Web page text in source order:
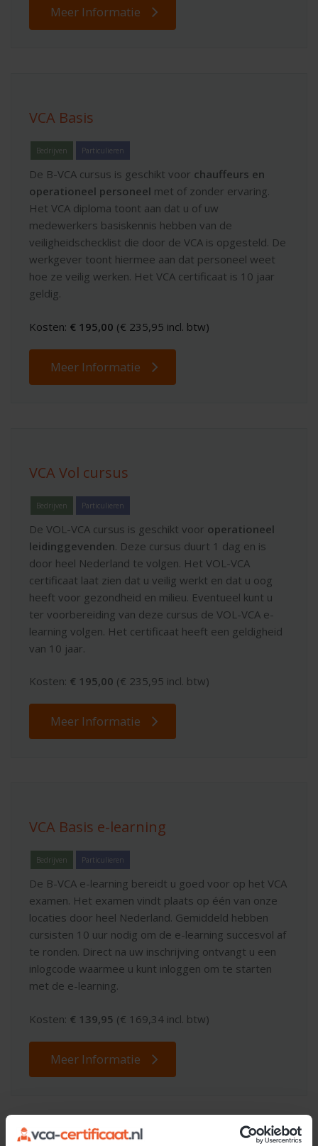
Meer Informatie
VCA Basis
Bedrijven Particulieren
De B-VCA cursus is geschikt voor chauffeurs en
operationeel personeel met of zonder ervaring.
Het VCA diploma toont aan dat u of uw
medewerkers basiskennis hebben van de
veiligheidschecklist die door de VCA is opgesteld. De
werkgever toont hiermee aan dat personeel weet
hoe ze veilig werken. Het VCA certificaat is 10 jaar
geldig.
Kosten: € 195,00 (€ 235,95 incl. btw)
Meer Informatie
VCA Vol cursus
Bedrijven Particulieren
De VOL-VCA cursus is geschikt voor operationeel
leidinggevenden. Deze cursus duurt 1 dag en is
door heel Nederland te volgen. Het VOL-VCA
certificaat laat zien dat u veilig werkt en dat u oog
heeft voor gezondheid en milieu. Eventueel kunt u
ter voorbereiding van deze cursus de VOL-VCA e-
learning volgen. Het certificaat heeft een geldigheid
van 10 jaar.
Kosten: € 195,00 (€ 235,95 incl. btw)
Meer Informatie
VCA Basis e-learning
Bedrijven Particulieren
De B-VCA e-learning bereidt u goed voor op het VCA
examen. Het examen vindt plaats op één van onze
locaties door heel Nederland. Gemiddeld hebben
cursisten 10 uur nodig om de e-learning succesvol af
te ronden. Direct na uw inschrijving ontvangt u een
inlogcode waarmee u kunt inloggen om te starten
met de e-learning.
Kosten: € 139,95 (€ 169,34 incl. btw)
Meer Informatie